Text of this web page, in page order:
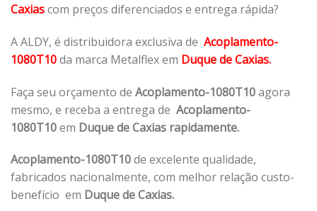
Caxiascom preços diferenciados e entrega rápida?
A ALDY, é distribuidora exclusiva de Acoplamento-
1080T10da marca Metalflex em Duque de Caxias.
Faça seu orçamento de Acoplamento-1080T10agora
mesmo, e receba a entrega de Acoplamento-
1080T10em Duque de Caxias rapidamente.
Acoplamento-1080T10de excelente qualidade,
fabricados nacionalmente, com melhor relação custo-
benefício em Duque de Caxias.